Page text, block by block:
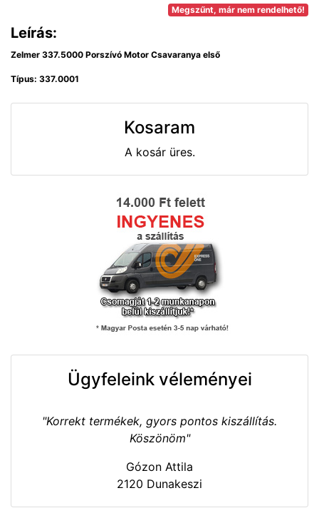
Megszűnt, már nem rendelhető!
Leírás:
Zelmer 337.5000 Porszívó Motor Csavaranya első
Típus: 337.0001
Kosaram
A kosár üres.
Ügyfeleink véleményei
"Korrekt termékek, gyors pontos kiszállítás.
Köszönöm"
Gózon Attila
2120 Dunakeszi